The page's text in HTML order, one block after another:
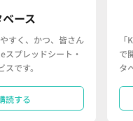
ース
すく、かつ、皆さん
スプレッドシート・
です。
読する
で
タ